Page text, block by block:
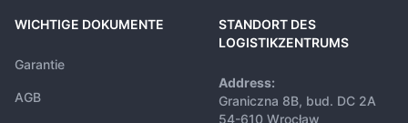
WICHTIGE DOKUMENTE
Garantie
AGB
STANDORT DES
LOGISTIKZENTRUMS
Address:
Graniczna 8B, bud. DC 2A
54-610 Wrocław